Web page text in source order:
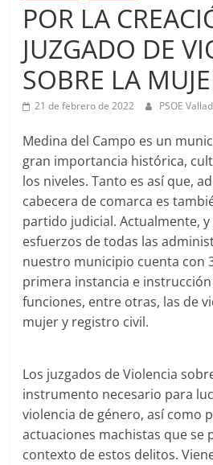
POR LA
JUZGADO DE
SOBRE LA
21 de febrero de 2022 PSOE
Medina del Campo es un
gran importancia histórica,
los niveles. Tanto es así que,
cabecera de comarca es
partido judicial. Actualmente, y
esfuerzos de todas las
nuestro municipio cuenta con
primera instancia e
funciones, entre otras, las de
mujer y registro civil.
Los juzgados de Violencia
instrumento necesario para
violencia de género, así como
actuaciones machistas que se
contexto de estos delitos.